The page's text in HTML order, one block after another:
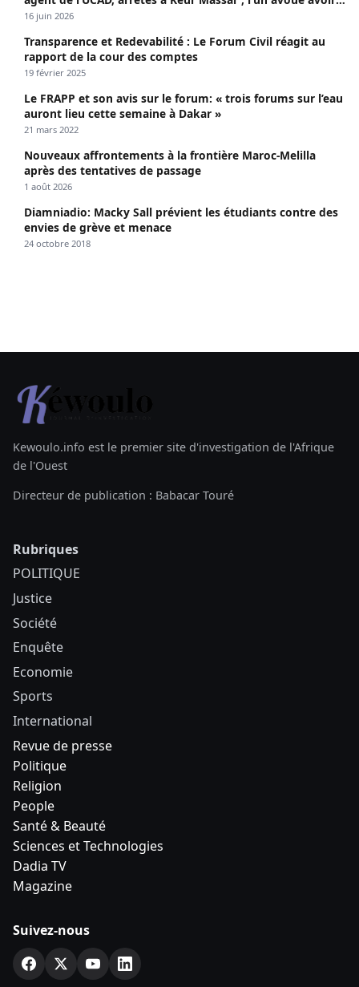
propagé le VIH depuis 2018
16 juin 2026
Transparence et Redevabilité : Le Forum Civil réagit au
rapport de la cour des comptes
19 février 2025
Le FRAPP et son avis sur le forum: « trois forums sur l’eau
auront lieu cette semaine à Dakar »
21 mars 2022
Nouveaux affrontements à la frontière Maroc-Melilla
après des tentatives de passage
1 août 2026
Diamniadio: Macky Sall prévient les étudiants contre des
envies de grève et menace
24 octobre 2018
Kewoulo.info est le premier site d'investigation de l'Afrique
de l'Ouest
Directeur de publication : Babacar Touré
Rubriques
POLITIQUE
Justice
Société
Enquête
Economie
Sports
International
Revue de presse
Politique
Religion
People
Santé & Beauté
Sciences et Technologies
Dadia TV
Magazine
Suivez-nous